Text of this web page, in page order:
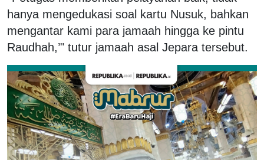
hanya mengedukasi soal kartu Nusuk, bahkan
mengantar kami para jamaah hingga ke pintu
Raudhah,’" tutur jamaah asal Jepara tersebut.